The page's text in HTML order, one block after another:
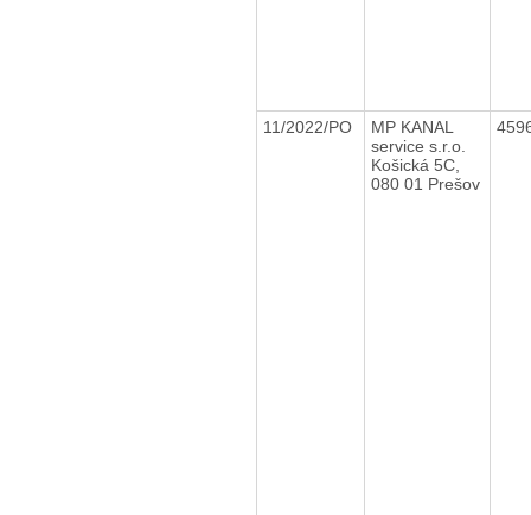
11/2022/PO
MP KANAL
service s.r.o.
Košická 5C,
080 01 Prešov